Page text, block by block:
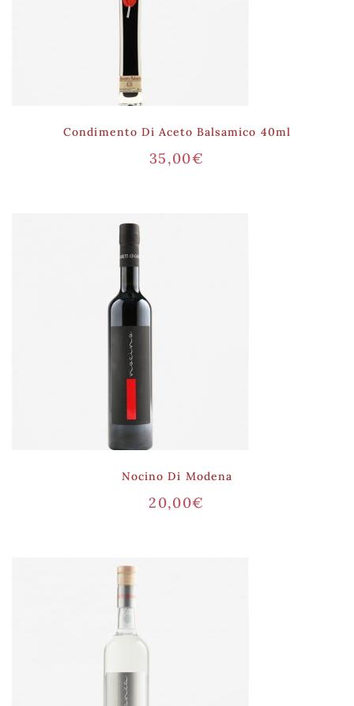
Condimento Di Aceto Balsamico 40ml
35,00€
Nocino Di Modena
20,00€